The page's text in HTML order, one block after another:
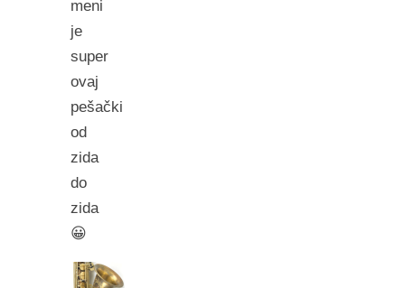
meni
je
super
ovaj
pešački
od
zida
do
zida
😀